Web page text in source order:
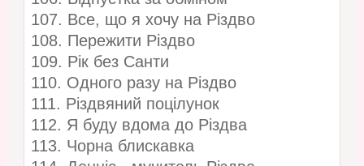
107. Все, що я хочу на Різдво
108. Пережити Різдво
109. Рік без Санти
110. Одного разу на Різдво
111. Різдвяний поцілунок
112. Я буду вдома до Різдва
113. Чорна блискавка